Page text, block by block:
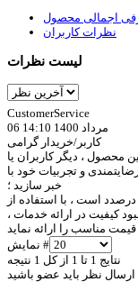
اجمالی محصول
نظرات کاربران
لیست نظرات
CustomerService
06 مرداد 1400 14:10
کاربر/خریدار گرامی
محصول ، دیگر کاربران یا
و تجربیات خود با
خبر سازید ؛
است ، با استفاده از
کیفیت در ارائه خدمات ،
نمایش #
نتایج 1 تا 1 از کل 1 نتیجه